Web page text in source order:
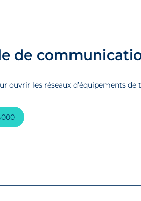
de
ouvrir les réseaux d’équipements